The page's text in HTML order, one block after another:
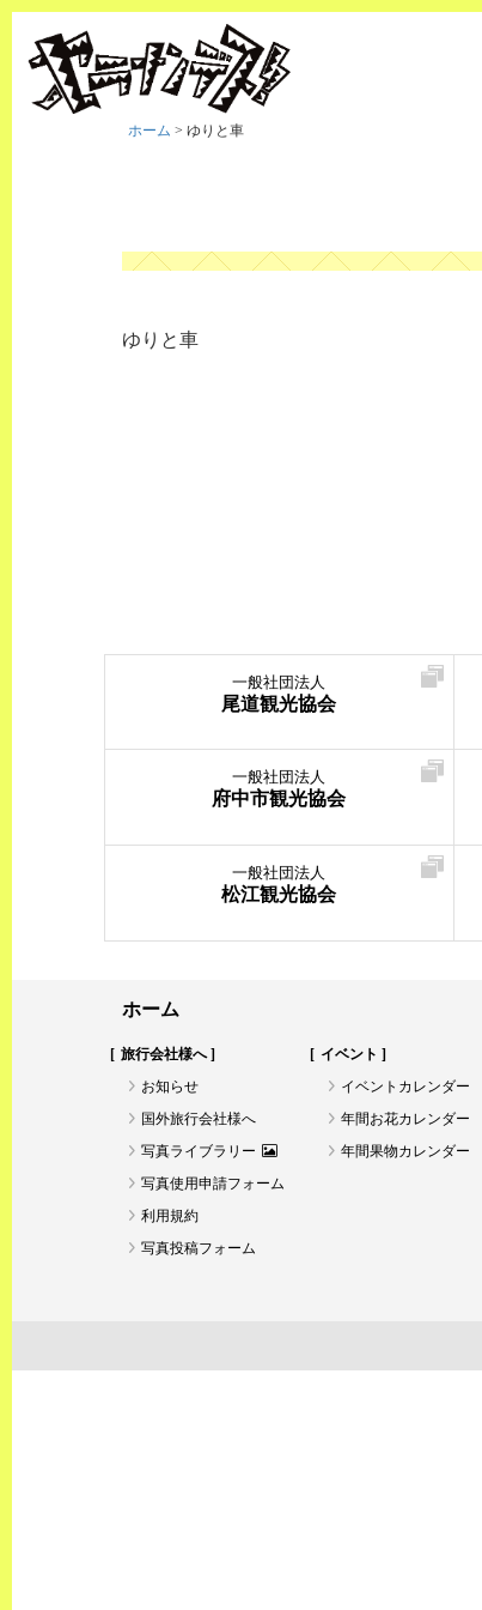
ホーム > ゆりと車
ゆりと車
一般社団法人
尾道観光協会
一般社団法人
府中市観光協会
一般社団法人
松江観光協会
ホーム
旅行会社様へ
お知らせ
国外旅行会社様へ
写真ライブラリー
写真使用申請フォーム
利用規約
写真投稿フォーム
イベント
イベントカレンダー
年間お花カレンダー
年間果物カレンダー